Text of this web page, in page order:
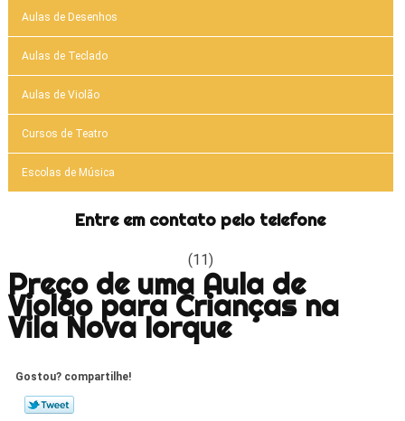
Aulas de Desenhos
Aulas de Teclado
Aulas de Violão
Cursos de Teatro
Escolas de Música
Entre em contato pelo telefone
(11)
Preço de uma Aula de
Violão para Crianças na
Vila Nova Iorque
Gostou? compartilhe!